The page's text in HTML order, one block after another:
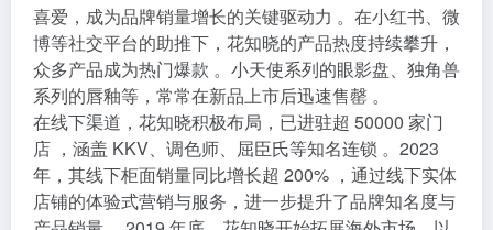
喜爱，成为品牌销量增长的关键驱动力 。在小红书、微
博等社交平台的助推下，花知晓的产品热度持续攀升，
众多产品成为热门爆款 。小天使系列的眼影盘、独角兽
系列的唇釉等，常常在新品上市后迅速售罄 。
在线下渠道，花知晓积极布局，已进驻超 50000 家门
店 ，涵盖 KKV、调色师、屈臣氏等知名连锁 。2023
年，其线下柜面销量同比增长超 200% ，通过线下实体
店铺的体验式营销与服务，进一步提升了品牌知名度与